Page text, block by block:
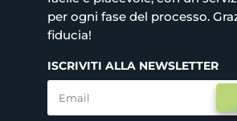
per ogni fase del processo.
fiducia!
ISCRIVITI ALLA NEWSLETTER